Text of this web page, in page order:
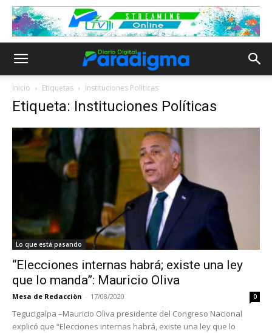
Inicio Etiquetas Instituciones Políticas
Etiqueta: Instituciones Políticas
Lo que está pasando
“Elecciones internas habrá; existe una ley
que lo manda”: Mauricio Oliva
Mesa de Redacciòn - 17/08/2020 0
Tegucigalpa –Mauricio Oliva presidente del Congreso Nacional
explicó que “Elecciones internas habrá, existe una ley que lo